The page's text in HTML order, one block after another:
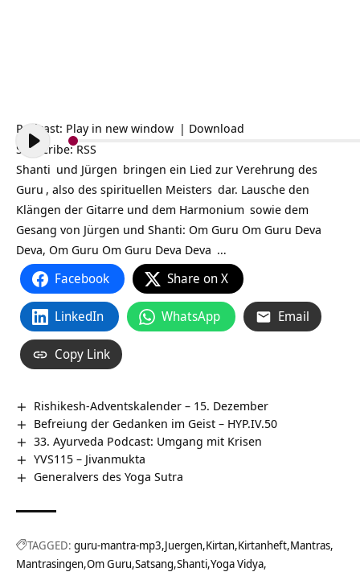
Podcast: Play in new window | Download
Subscribe:RSS
Shanti und Jürgen bringen ein Lied zur Verehrung des
Guru , also des spirituellen Meisters dar. Lausche den
Klängen der Gitarre und dem Harmonium sowie dem
Gesang von Jürgen und Shanti: Om Guru Om Guru Deva
Deva, Om Guru Om Guru Deva Deva …
Facebook Share on X
LinkedIn WhatsApp Email
Copy Link
Rishikesh-Adventskalender – 15. Dezember
Befreiung der Gedanken im Geist – HYP.IV.50
33. Ayurveda Podcast: Umgang mit Krisen
YVS115 – Jivanmukta
Generalvers des Yoga Sutra
TAGGED: guru-mantra-mp3 Juergen Kirtan Kirtanheft Mantras
Mantrasingen Om Guru Satsang Shanti Yoga Vidya